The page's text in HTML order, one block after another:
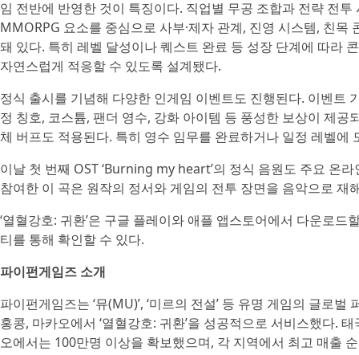
임 전반에 반영한 것이 특징이다. 직업별 무공 조합과 전략 전투
MMORPG 요소를 중심으로 사부·제자 관계, 진영 시스템, 친
돼 있다. 특히 레벨 달성이나 퀘스트 완료 등 성장 단계에 따라
자연스럽게 적응할 수 있도록 설계됐다.
정식 출시를 기념해 다양한 인게임 이벤트도 진행된다. 이벤트
정 칭호, 코스튬, 팬더 영수, 강화 아이템 등 풍성한 보상이 제공
체 버프도 적용된다. 특히 영수 임무를 완료하거나 일정 레벨에
이날 첫 번째 OST ‘Burning my heart’의 정식 음원도 주요 온
참여한 이 곡은 원작의 정서와 게임의 전투 장면을 음악으로 재
‘열혈강호: 귀환’은 구글 플레이와 애플 앱스토어에서 다운로
티를 통해 확인할 수 있다.
파이펀게임즈 소개
파이펀게임즈는 ‘뮤(MU)’, ‘미르의 전설’ 등 유명 게임의 글로
홍콩, 마카오에서 ‘열혈강호: 귀환’을 성공적으로 서비스했다.
오에서는 100만명 이상을 확보했으며, 각 지역에서 최고 매출